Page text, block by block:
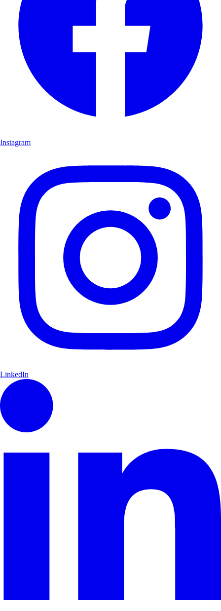
Instagram
LinkedIn